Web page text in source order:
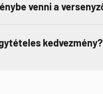
venni a
kedvezmény?